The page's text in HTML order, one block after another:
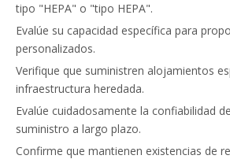
tipo "HEPA" o "tipo HEPA".
Evalúe su capacidad específica para
personalizados.
Verifique que suministren alojamientos
infraestructura heredada.
Evalúe cuidadosamente la confiabilidad
suministro a largo plazo.
Confirme que mantienen existencias de